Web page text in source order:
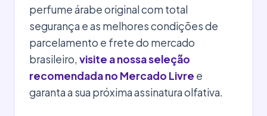
perfume árabe original com total
segurança e as melhores condições de
parcelamento e frete do mercado
brasileiro, visite a nossa seleção
recomendada no Mercado Livre e
garanta a sua próxima assinatura olfativa.